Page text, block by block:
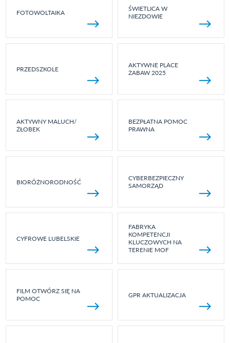
FOTOWOLTAIKA
ŚWIETLICA W
NIEZDOWIE
PRZEDSZKOLE
AKTYWNE PLACE
ZABAW 2025
AKTYWNY MALUCH/
ŻŁOBEK
BEZPŁATNA POMOC
PRAWNA
BIORÓŻNORODNOŚĆ
CYBERBEZPIECZNY
SAMORZĄD
CYFROWE LUBELSKIE
FABRYKA
KOMPETENCJI
KLUCZOWYCH NA
TERENIE MOF
FILM OTWÓRZ SIĘ NA
POMOC
GPR AKTUALIZACJA